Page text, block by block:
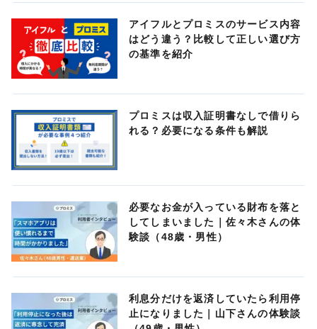
アイフルとプロミスのサービス内容
はどう違う？比較して正しい選び方
の基準を紹介
プロミスは収入証明書なしで借りら
れる？必要になる条件も解説
必要なお金が入っている財布を落と
してしまいました｜佐々木さんの体
験談（48歳・男性）
利息分だけを返済していたら利用停
止になりました｜山下さんの体験談